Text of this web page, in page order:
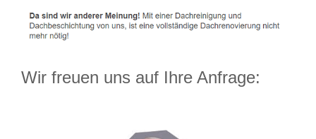
Wir freuen uns auf Ihre Anfrage: